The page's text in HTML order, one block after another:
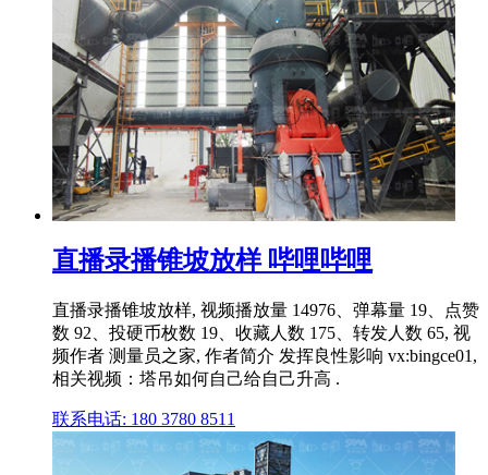
直播录播锥坡放样 哔哩哔哩
直播录播锥坡放样, 视频播放量 14976、弹幕量 19、点赞
数 92、投硬币枚数 19、收藏人数 175、转发人数 65, 视
频作者 测量员之家, 作者简介 发挥良性影响 vx:bingce01,
相关视频：塔吊如何自己给自己升高 .
联系电话: 180 3780 8511